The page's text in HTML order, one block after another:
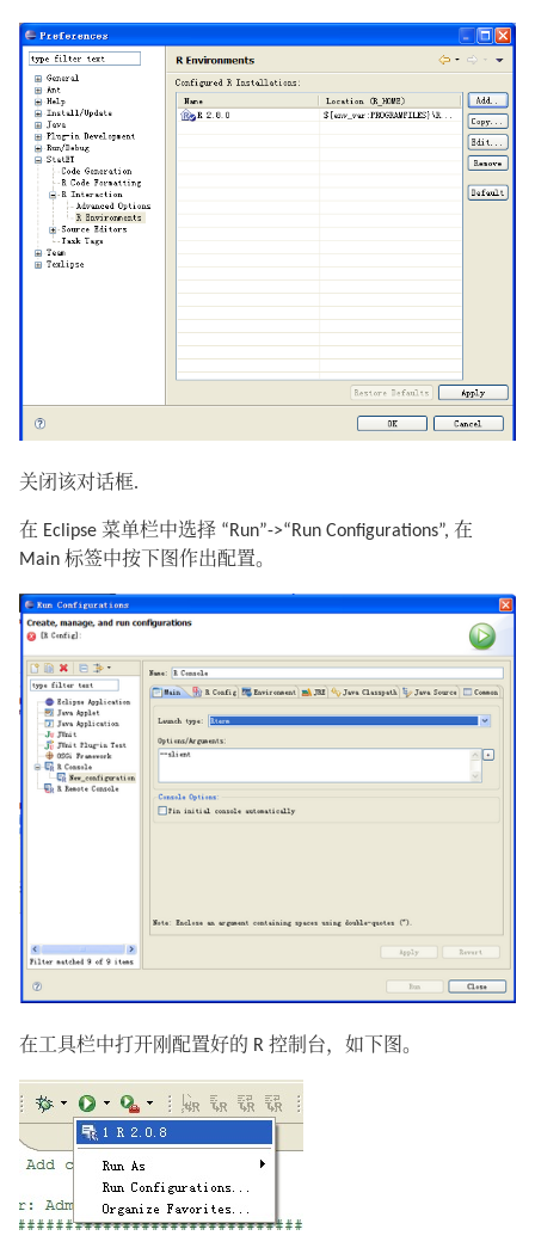
关闭该对话框.
在 Eclipse 菜单栏中选择 “Run”->“Run Configurations”, 在
Main 标签中按下图作出配置。
在工具栏中打开刚配置好的 R 控制台，如下图。